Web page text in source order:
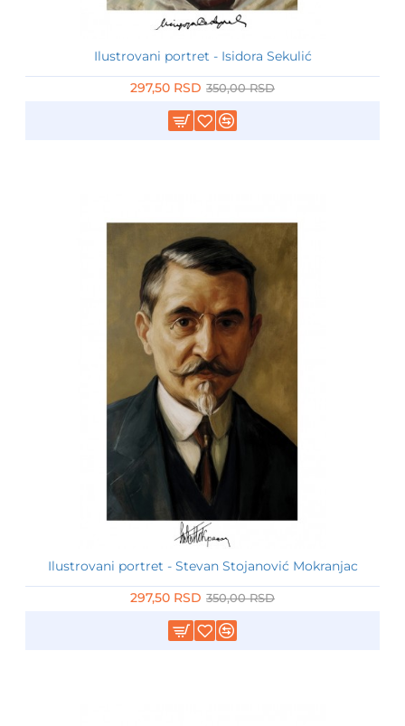
Ilustrovani portret - Isidora Sekulić
297,50 RSD 350,00 RSD
-15%
Ilustrovani portret - Stevan Stojanović Mokranjac
297,50 RSD 350,00 RSD